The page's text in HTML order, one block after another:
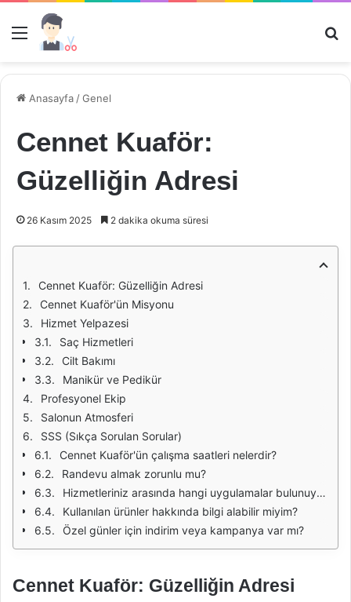
Menü
Anasayfa /Genel
Cennet Kuaför:
Güzelliğin Adresi
26 Kasım 2025 2 dakika okuma süresi
Cennet Kuaför: Güzelliğin Adresi
Cennet Kuaför'ün Misyonu
Hizmet Yelpazesi
Saç Hizmetleri
Cilt Bakımı
Manikür ve Pedikür
Profesyonel Ekip
Salonun Atmosferi
SSS (Sıkça Sorulan Sorular)
Cennet Kuaför'ün çalışma saatleri nelerdir?
Randevu almak zorunlu mu?
Hizmetleriniz arasında hangi uygulamalar bulunuyor?
Kullanılan ürünler hakkında bilgi alabilir miyim?
Özel günler için indirim veya kampanya var mı?
Cennet Kuaför: Güzelliğin Adresi